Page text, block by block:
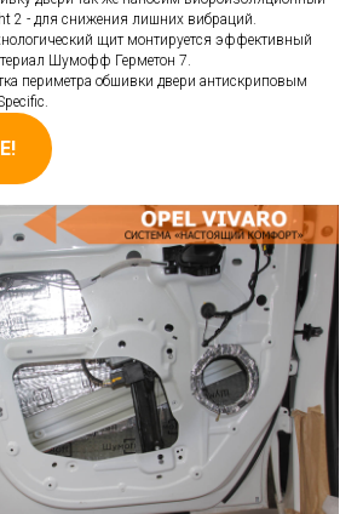
2 - для снижения лишних вибраций.
щит монтируется эффективный
Шумофф Герметон 7.
периметра обшивки двери антискриповым